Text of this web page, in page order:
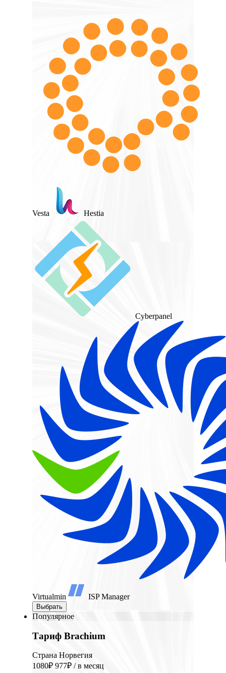
Vesta Hestia
Cyberpanel
Virtualmin ISP Manager
Выбрать
Популярное
Тариф Brachium
Страна Норвегия
1080₽ 977₽ / в месяц